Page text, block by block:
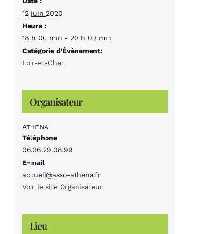
12 juin 2020
Heure :
18 h 00 min - 20 h 00 min
Catégorie d’Évènement:
Loir-et-Cher
Organisateur
ATHENA
Téléphone
06.36.29.08.99
E-mail
accueil@asso-athena.fr
Voir le site Organisateur
Lieu